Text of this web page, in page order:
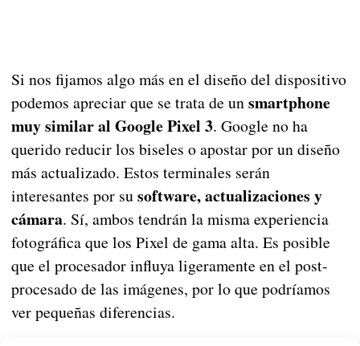
Si nos fijamos algo más en el diseño del dispositivo
podemos apreciar que se trata de unsmartphone
muy similar al Google Pixel 3. Google no ha
querido reducir los biseles o apostar por un diseño
más actualizado. Estos terminales serán
interesantes por susoftware, actualizaciones y
cámara. Sí, ambos tendrán la misma experiencia
fotográfica que los Pixel de gama alta. Es posible
que el procesador influya ligeramente en el post-
procesado de las imágenes, por lo que podríamos
ver pequeñas diferencias.